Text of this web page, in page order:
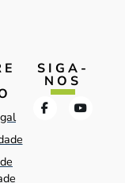
SIGA-
NOS